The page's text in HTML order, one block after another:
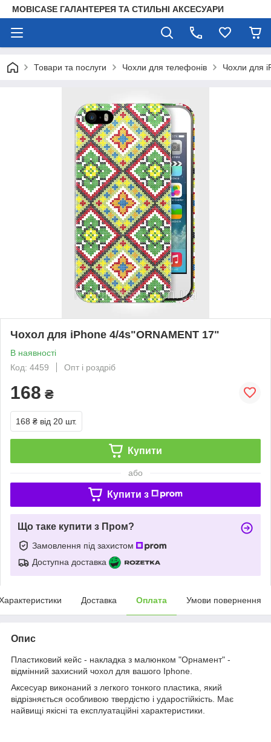
MOBICASE ГАЛАНТЕРЕЯ ТА СТИЛЬНІ АКСЕСУАРИ
Товари та послуги Чохли для телефонів Чохли для
Чохол для iPhone 4/4s"ORNAMENT 17"
В наявності
Код: 4459
Опт і роздріб
168 ₴
168 ₴ від 20 шт.
Купити
або
Купити з
Що таке купити з Пром?
Замовлення під захистом
Доступна доставка
Доставка Оплата Умови повернення
Опис
Пластиковий кейс - накладка з малюнком "Орнамент" -
відмінний захисний чохол для вашого Iphone.
Аксесуар виконаний з легкого тонкого пластика, який
відрізняється особливою твердістю і ударостійкість. Має
найвищі якісні та експлуатаційні характеристики.